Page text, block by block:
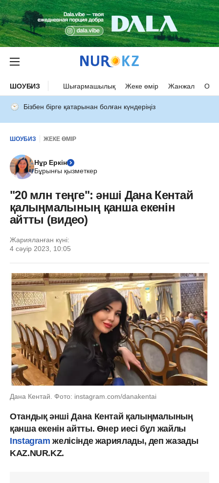
ШОУБИЗ Шығармашылық Жеке өмір Жанжал
Бізбен бірге қатарынан болған күндеріңіз
ШОУБИЗ ЖЕКЕ ӨМІР
Нұр Еркін
Бұрынғы қызметкер
"20 млн теңге": әнші Дана Кентай
қалыңмалының қанша екенін
айтты (видео)
Жарияланған күні:
4 сәуір 2023, 10:05
Дана Кентай. Фото: instagram.com/danakentai
Отандық әнші Дана Кентай қалыңмалының
қанша екенін айтты. Өнер иесі бұл жайлы
Instagram желісінде жариялады, деп жазады
KAZ.NUR.KZ.